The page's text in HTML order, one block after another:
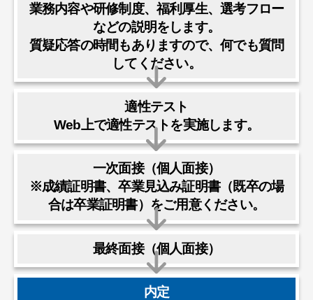
業務内容や研修制度、福利厚生、選考フロー
などの説明をします。
質疑応答の時間もありますので、何でも質問
してください。
適性テスト
Web上で適性テストを実施します。
一次面接（個人面接）
※成績証明書、卒業見込み証明書（既卒の場
合は卒業証明書）をご用意ください。
最終面接（個人面接）
内定